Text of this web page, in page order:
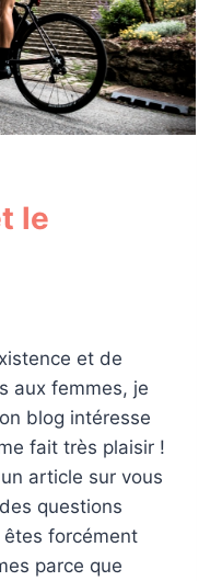
le
et de
aux femmes, je
blog intéresse
fait très plaisir !
article sur vous
questions
forcément
parce que